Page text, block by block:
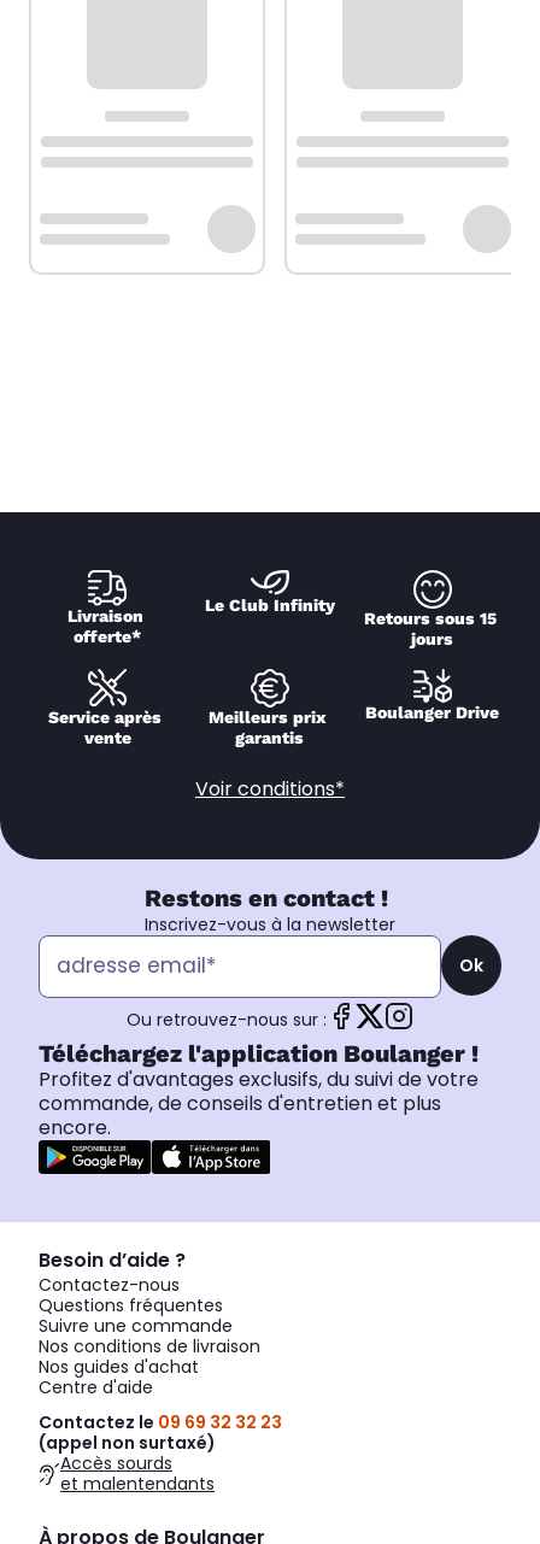
Livraison
offerte*
Le Club Infinity
Retours sous 15
jours
Service après
vente
Meilleurs prix
garantis
Boulanger Drive
Voir conditions*
Restons en contact !
Inscrivez-vous à la newsletter
Ok
Ou retrouvez-nous sur :
Téléchargez l'application Boulanger !
Profitez d'avantages exclusifs, du suivi de votre
commande, de conseils d'entretien et plus
encore.
Besoin d’aide ?
Contactez-nous
Questions fréquentes
Suivre une commande
Nos conditions de livraison
Nos guides d'achat
Centre d'aide
Contactez le 09 69 32 32 23
(appel non surtaxé)
Accès sourds
et malentendants
À propos de Boulanger